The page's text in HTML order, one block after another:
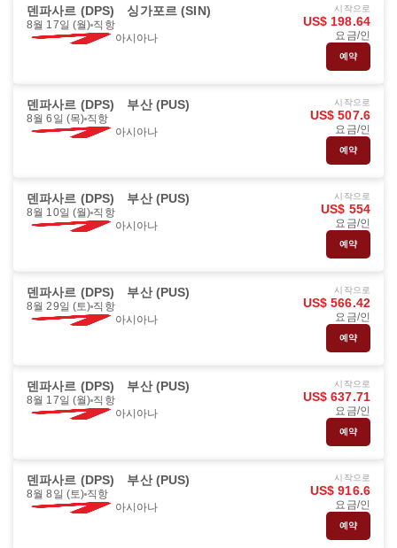
덴파사르 (DPS) 싱가포르 (SIN)
8월 17일 (월) 직항
아시아나
시작으로
US$ 198.64
요금/인
예약
덴파사르 (DPS) 부산 (PUS)
8월 6일 (목) 직항
아시아나
시작으로
US$ 507.6
요금/인
예약
덴파사르 (DPS) 부산 (PUS)
8월 10일 (월) 직항
아시아나
시작으로
US$ 554
요금/인
예약
덴파사르 (DPS) 부산 (PUS)
8월 29일 (토) 직항
아시아나
시작으로
US$ 566.42
요금/인
예약
덴파사르 (DPS) 부산 (PUS)
8월 17일 (월) 직항
아시아나
시작으로
US$ 637.71
요금/인
예약
덴파사르 (DPS) 부산 (PUS)
8월 8일 (토) 직항
아시아나
시작으로
US$ 916.6
요금/인
예약